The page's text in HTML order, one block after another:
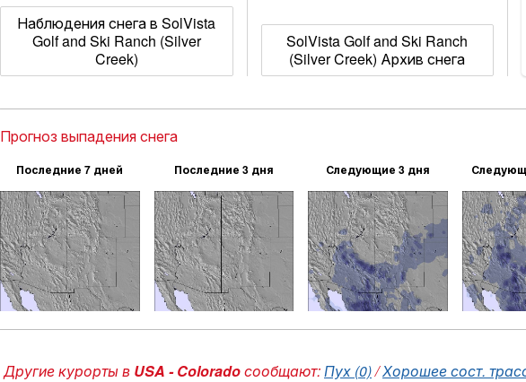
Наблюдения снега в SolVista
Golf and Ski Ranch (Silver
Creek)
SolVista Golf and Ski Ranch
(Silver Creek) Архив снега
Прогноз выпадения снега
Последние 7 дней Последние 3 дня Следующие 3 дня
Другие курорты в USA - Coloradoсообщают:Пух (0)/Хорошее сост.